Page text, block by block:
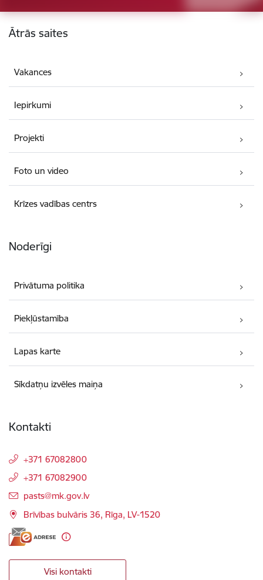
Kājene
Ātrās saites
Vakances
Iepirkumi
Projekti
Foto un video
Krīzes vadības centrs
Noderīgi
Privātuma politika
Piekļūstamība
Lapas karte
Sīkdatņu izvēles maiņa
Kontakti
+371 67082800
+371 67082900
E-pasts:
pasts@mk.gov.lv
Brīvības bulvāris 36, Rīga, LV-1520
Visi kontakti